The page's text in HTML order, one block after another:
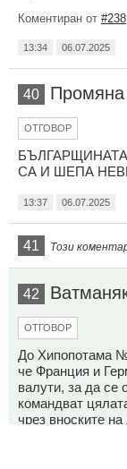
Коментиран от #238
13:34 06.07.2025
40 Промяна
ОТГОВОР
СА И ШЕПА
13:37 06.07.2025
41 Този
42
ОТГОВОР
До Хипопотама №
че Франция и
валути, за да се
командват
чрез вноските